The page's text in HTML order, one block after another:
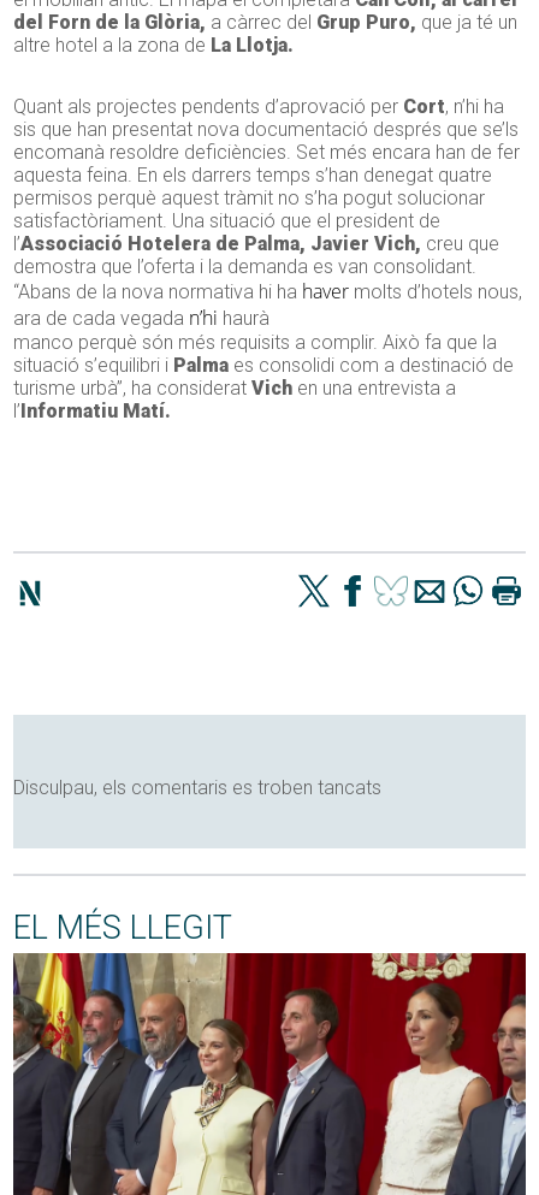
del Forn de la Glòria, a càrrec del Grup Puro, que ja té un
altre hotel a la zona de La Llotja.
Quant als projectes pendents d’aprovació per Cort, n’hi ha
sis que han presentat nova documentació després que se’ls
encomanà resoldre deficiències. Set més encara han de fer
aquesta feina. En els darrers temps s’han denegat quatre
permisos perquè aquest tràmit no s’ha pogut solucionar
satisfactòriament. Una situació que el president de
l’Associació Hotelera de Palma, Javier Vich, creu que
demostra que l’oferta i la demanda es van consolidant.
“Abans de la nova normativa hi ha haver molts d’hotels nous,
ara de cada vegada n’hi haurà
manco perquè són més requisits a complir. Això fa que la
situació s’equilibri i Palma es consolidi com a destinació de
turisme urbà”, ha considerat Vich en una entrevista a
l’ Informatiu Matí.
Disculpau, els comentaris es troben tancats
EL MÉS LLEGIT